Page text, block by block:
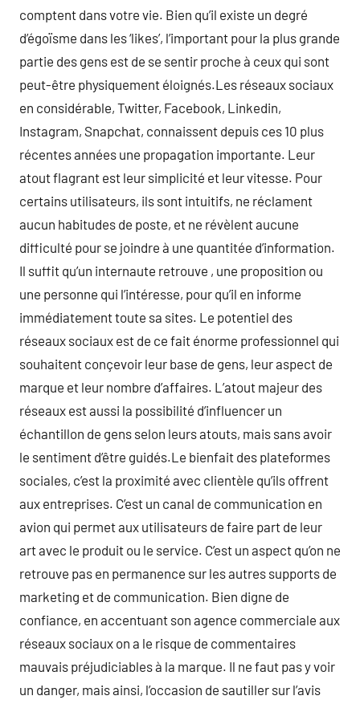
comptent dans votre vie. Bien qu’il existe un degré
d’égoïsme dans les ‘likes’, l’important pour la plus grande
partie des gens est de se sentir proche à ceux qui sont
peut-être physiquement éloignés.Les réseaux sociaux
en considérable, Twitter, Facebook, Linkedin,
Instagram, Snapchat, connaissent depuis ces 10 plus
récentes années une propagation importante. Leur
atout flagrant est leur simplicité et leur vitesse. Pour
certains utilisateurs, ils sont intuitifs, ne réclament
aucun habitudes de poste, et ne révèlent aucune
difficulté pour se joindre à une quantitée d’information.
Il suffit qu’un internaute retrouve , une proposition ou
une personne qui l’intéresse, pour qu’il en informe
immédiatement toute sa sites. Le potentiel des
réseaux sociaux est de ce fait énorme professionnel qui
souhaitent conçevoir leur base de gens, leur aspect de
marque et leur nombre d’affaires. L’atout majeur des
réseaux est aussi la possibilité d’influencer un
échantillon de gens selon leurs atouts, mais sans avoir
le sentiment d’être guidés.Le bienfait des plateformes
sociales, c’est la proximité avec clientèle qu’ils offrent
aux entreprises. C’est un canal de communication en
avion qui permet aux utilisateurs de faire part de leur
art avec le produit ou le service. C’est un aspect qu’on ne
retrouve pas en permanence sur les autres supports de
marketing et de communication. Bien digne de
confiance, en accentuant son agence commerciale aux
réseaux sociaux on a le risque de commentaires
mauvais préjudiciables à la marque. Il ne faut pas y voir
un danger, mais ainsi, l’occasion de sautiller sur l’avis